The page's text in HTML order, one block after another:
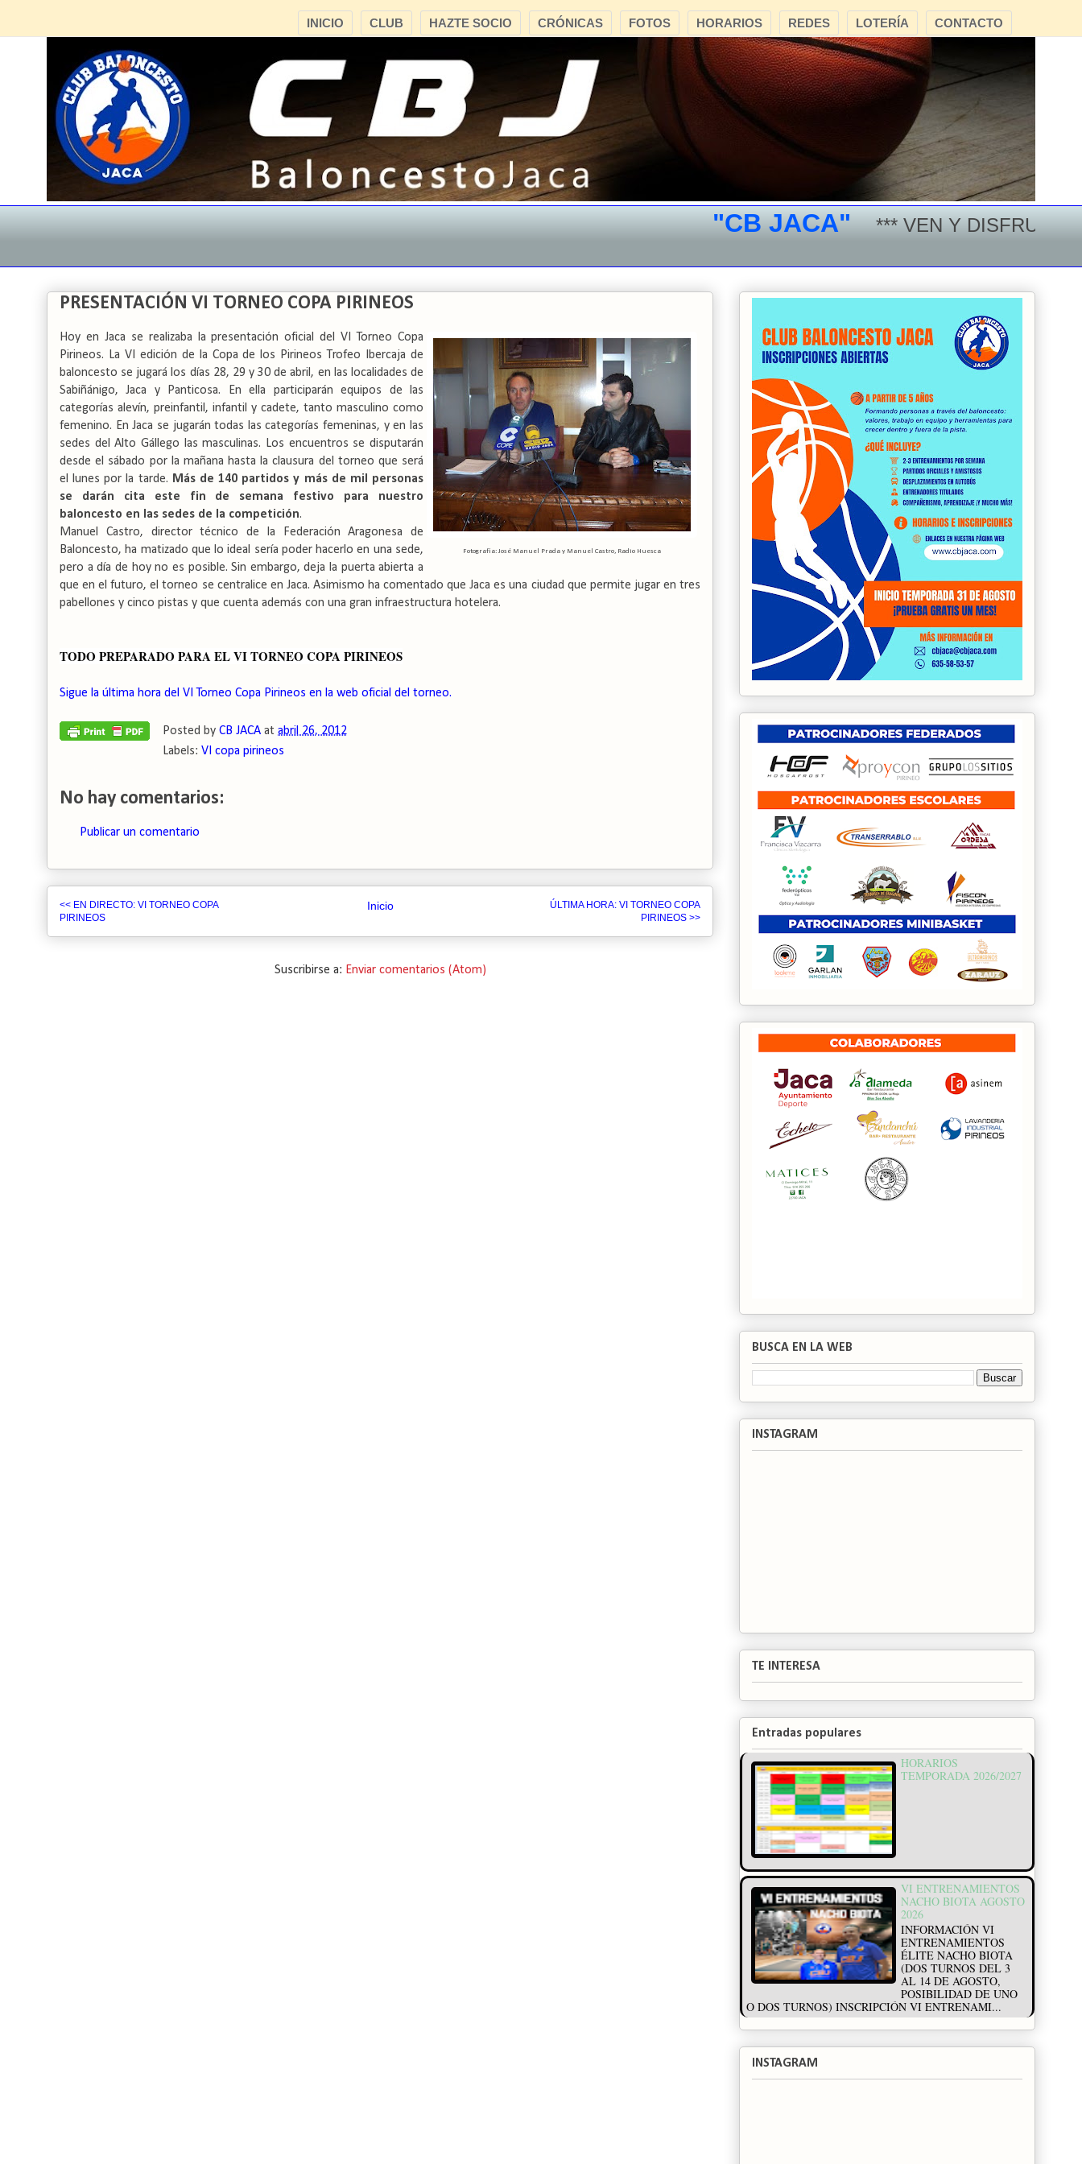
CONTACTO
LOTERÍA
REDES
HORARIOS
FOTOS
CRÓNICAS
HAZTE SOCIO
CLUB
INICIO
"CB JACA" *** VEN Y DISFRUTA DEL
PRESENTACIÓN VI TORNEO COPA PIRINEOS
Fotografía: José Manuel Prada y Manuel Castro, Radio Huesca
Hoy en Jaca se realizaba la presentación oficial del VI Torneo Copa
Pirineos. La VI edición de la Copa de los Pirineos Trofeo Ibercaja de
baloncesto se jugará los días 28, 29 y 30 de abril, en las localidades de
Sabiñánigo, Jaca y Panticosa. En ella participarán equipos de las
categorías alevín, preinfantil, infantil y cadete, tanto masculino como
femenino. En Jaca se jugarán todas las categorías femeninas, y en las
sedes del Alto Gállego las masculinas. Los encuentros se disputarán
desde el sábado por la mañana hasta la clausura del torneo que será
el lunes por la tarde. Más de 140 partidos y más de mil personas
se darán cita este fin de semana festivo para nuestro
baloncesto en las sedes de la competición.
Manuel Castro, director técnico de la Federación Aragonesa de
Baloncesto, ha matizado que lo ideal sería poder hacerlo en una sede,
pero a día de hoy no es posible. Sin embargo, deja la puerta abierta a
que en el futuro, el torneo se centralice en Jaca. Asimismo ha comentado que Jaca es una ciudad que permite jugar en tres
pabellones y cinco pistas y que cuenta además con una gran infraestructura hotelera.
TODO PREPARADO PARA EL VI TORNEO COPA PIRINEOS
Sigue la última hora del VI Torneo Copa Pirineos en la web oficial del torneo.
Posted by CB JACA at abril 26, 2012
Labels: VI copa pirineos
No hay comentarios:
Publicar un comentario
<< EN DIRECTO: VI TORNEO COPA
PIRINEOS
ÚLTIMA HORA: VI TORNEO COPA
PIRINEOS >>
Inicio
Suscribirse a: Enviar comentarios (Atom)
BUSCA EN LA WEB
INSTAGRAM
TE INTERESA
Entradas populares
HORARIOS
TEMPORADA 2026/2027
VI ENTRENAMIENTOS
NACHO BIOTA AGOSTO
2026
INFORMACIÓN VI
ENTRENAMIENTOS
ÉLITE NACHO BIOTA
(DOS TURNOS DEL 3
AL 14 DE AGOSTO,
POSIBILIDAD DE UNO
O DOS TURNOS) INSCRIPCIÓN VI ENTRENAMI...
INSTAGRAM